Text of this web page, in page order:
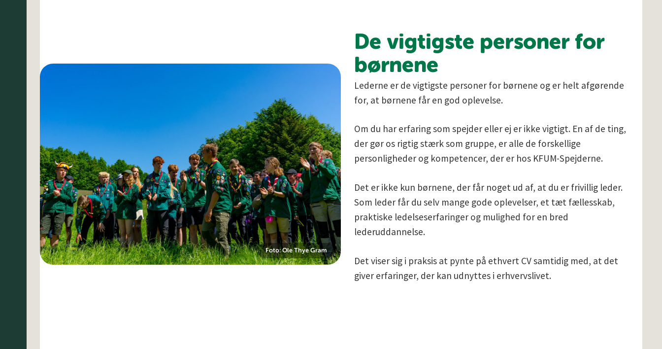
Foto: Ole Thye Gram
De vigtigste personer for
børnene
Lederne er de vigtigste personer for børnene og er helt afgørende
for, at børnene får en god oplevelse.
Om du har erfaring som spejder eller ej er ikke vigtigt. En af de ting,
der gør os rigtig stærk som gruppe, er alle de forskellige
personligheder og kompetencer, der er hos KFUM-Spejderne.
Det er ikke kun børnene, der får noget ud af, at du er frivillig leder.
Som leder får du selv mange gode oplevelser, et tæt fællesskab,
praktiske ledelseserfaringer og mulighed for en bred
lederuddannelse.
Det viser sig i praksis at pynte på ethvert CV samtidig med, at det
giver erfaringer, der kan udnyttes i erhvervslivet.